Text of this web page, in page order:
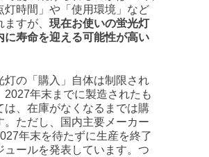
灯時間」や「使用環境」など
すが、 現在お使いの蛍光灯
に寿命を迎える可能性が高い
灯の「購入」自体は制限され
2027年末までに製造されたも
は、在庫がなくなるまでは購
。ただし、国内主要メーカー
年末を待たずに生産を終了
ュールを発表しています。つ